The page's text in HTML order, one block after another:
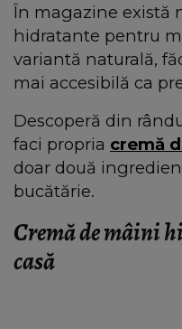
În magazine există
hidratante pentru
variantă naturală,
mai accesibilă ca
Descoperă din
faci propria cremă
doar două
bucătărie.
Cremă de mâini
casă